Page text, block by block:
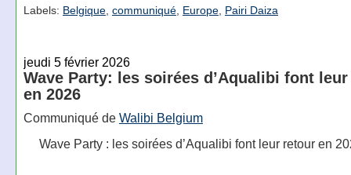
Labels: Belgique, communiqué, Europe, Pairi Daiza
jeudi 5 février 2026
Wave Party: les soirées d’Aqualibi font
en 2026
Communiqué de Walibi Belgium
Wave Party : les soirées d’Aqualibi font leur retour en